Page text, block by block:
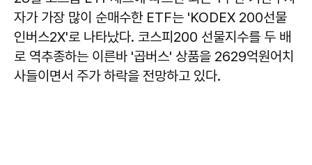
자가 가장 많이 순매수한 ETF는 'KODEX 200선물
인버스2X'로 나타났다. 코스피200 선물지수를 두 배
로 역추종하는 이른바 '곱버스' 상품을 2629억원어치
사들이면서 주가 하락을 전망하고 있다.